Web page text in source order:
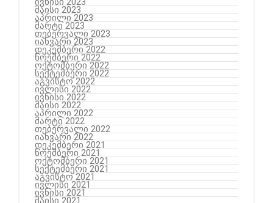
მაისი 2023
აპრილი 2023
მარტი 2023
თებერვალი 2023
იანვარი 2023
დეკემბერი 2022
ნოემბერი 2022
ოქტომბერი 2022
სექტემბერი 2022
აგვისტო 2022
ივლისი 2022
ივნისი 2022
მაისი 2022
აპრილი 2022
მარტი 2022
თებერვალი 2022
იანვარი 2022
დეკემბერი 2021
ნოემბერი 2021
ოქტომბერი 2021
სექტემბერი 2021
აგვისტო 2021
ივლისი 2021
ივნისი 2021
მაისი 2021